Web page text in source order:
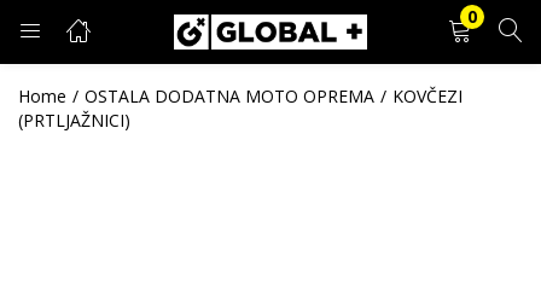
0
PRIJAVA REGISTRACIJA
Home OSTALA DODATNA MOTO OPREMA
KOVČEZI
(PRTLJAŽNICI)